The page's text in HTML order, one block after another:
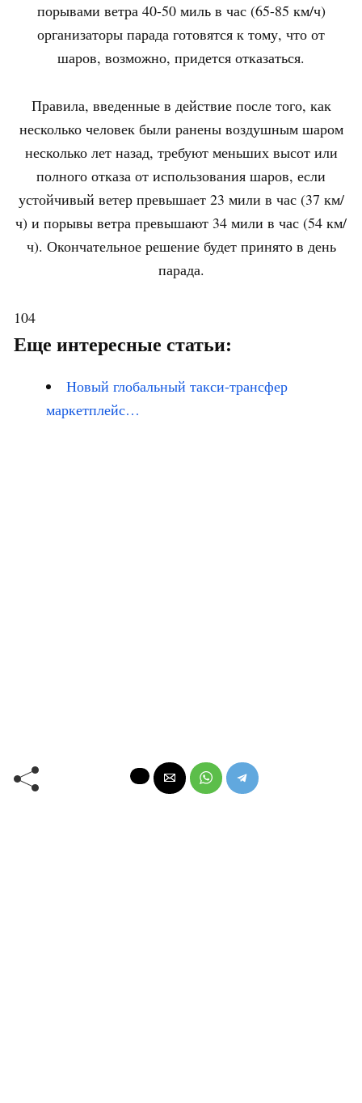
порывами ветра 40-50 миль в час (65-85 км/ч)
организаторы парада готовятся к тому, что от
шаров, возможно, придется отказаться.
Правила, введенные в действие после того, как
несколько человек были ранены воздушным шаром
несколько лет назад, требуют меньших высот или
полного отказа от использования шаров, если
устойчивый ветер превышает 23 мили в час (37 км/
ч) и порывы ветра превышают 34 мили в час (54 км/
ч). Окончательное решение будет принято в день
парада.
104
Еще интересные статьи:
Новый глобальный такси-трансфер
маркетплейс…